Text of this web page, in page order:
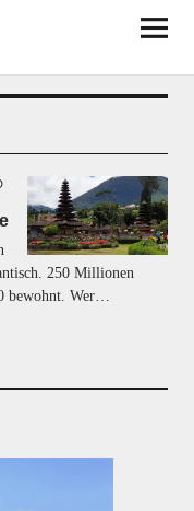
250 Millionen
bewohnt. Wer…